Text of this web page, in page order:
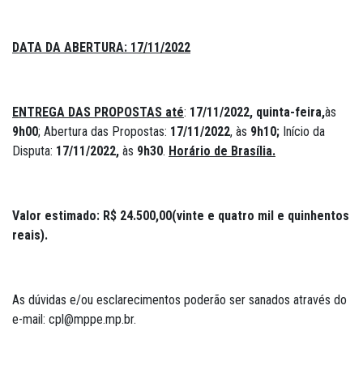
DATA DA ABERTURA: 17/11/2022
ENTREGA DAS PROPOSTAS até: 17/11/2022, quinta-feira,às
9h00; Abertura das Propostas: 17/11/2022, às 9h10; Início da
Disputa: 17/11/2022, às 9h30. Horário de Brasília.
Valor estimado: R$ 24.500,00(vinte e quatro mil e quinhentos
reais).
As dúvidas e/ou esclarecimentos poderão ser sanados através do
e-mail: cpl@mppe.mp.br.